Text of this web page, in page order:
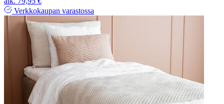
Verkkokaupan varastossa